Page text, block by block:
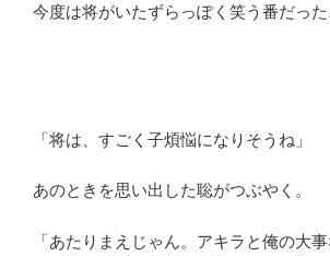
今度は将がいたずらっぽく笑う番だっ
「将は、すごく子煩悩になりそうね」
あのときを思い出した聡がつぶやく。
「あたりまえじゃん。アキラと俺の大事